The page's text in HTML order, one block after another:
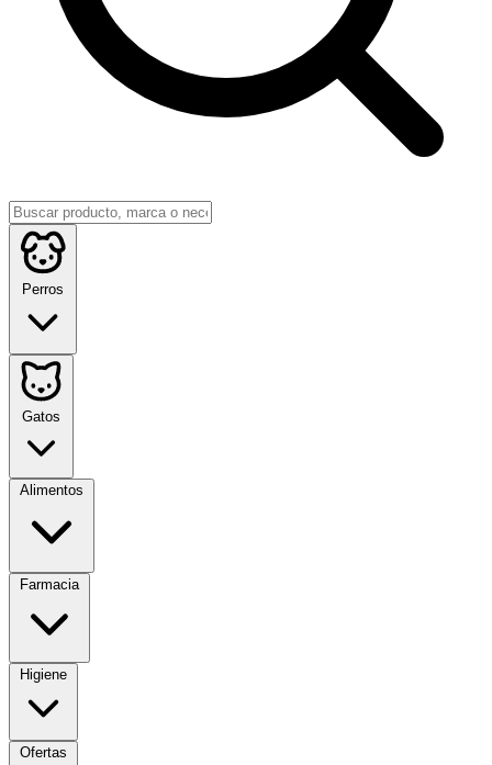
Perros
Gatos
Alimentos
Farmacia
Higiene
Ofertas